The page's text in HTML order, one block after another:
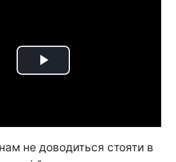
Play
не доводиться стояти в